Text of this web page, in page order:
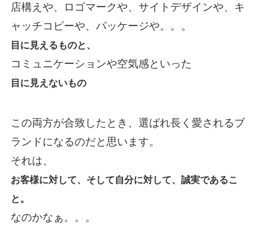
店構えや、ロゴマークや、サイトデザインや、キ
ャッチコピーや、パッケージや。。。
目に見えるものと、
コミュニケーションや空気感といった
目に見えないもの
この両方が合致したとき、選ばれ長く愛されるブ
ランドになるのだと思います。
それは、
お客様に対して、そして自分に対して、誠実であるこ
と。
なのかなぁ。。。